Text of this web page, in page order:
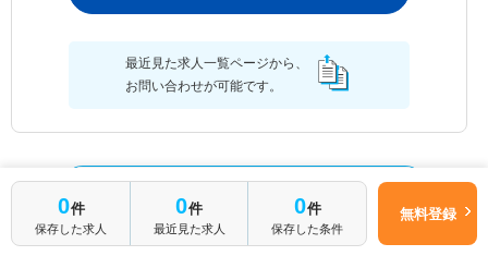
最近見た求人一覧ページから、
お問い合わせが可能です。
最近見た求人一覧
0件
保存した求人
0件
最近見た求人
0件
保存した条件
無料登録